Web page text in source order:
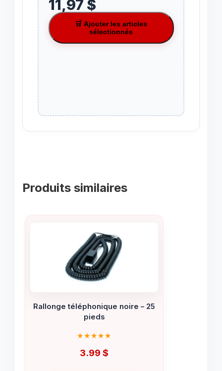
11,97 $
🛒 Ajouter les articles
sélectionnés
Produits similaires
Rallonge téléphonique noire – 25
pieds
3.99 $